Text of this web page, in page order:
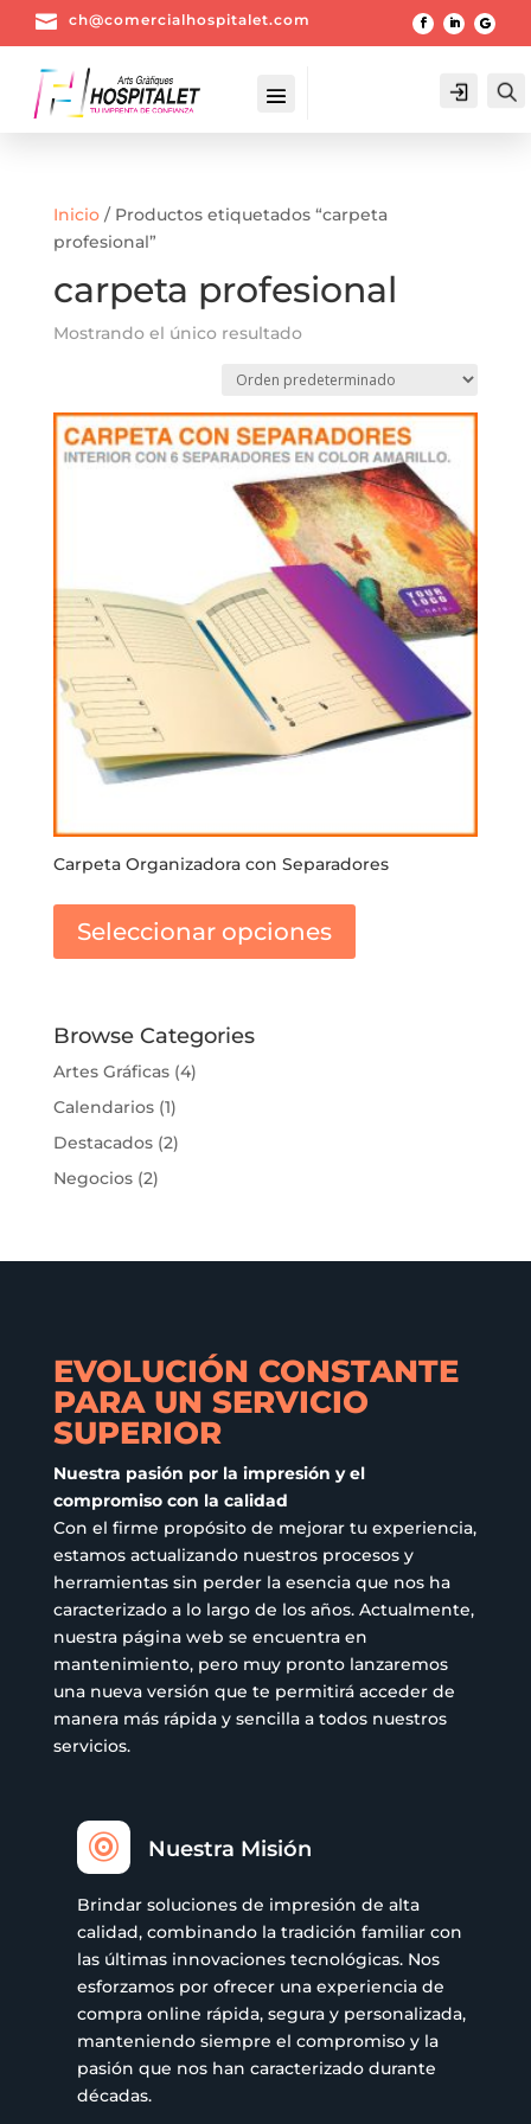
 ch@comercialhospitalet.com
Login
Inicio/ Productos etiquetados “carpeta
profesional”
carpeta profesional
Mostrando el único resultado
Carpeta Organizadora con Separadores
Seleccionar opciones
Browse Categories
Artes Gráficas(4)
Calendarios(1)
Destacados(2)
Negocios(2)
EVOLUCIÓN CONSTANTE
PARA UN SERVICIO
SUPERIOR
Nuestra pasión por la impresión y el
compromiso con la calidad
Con el firme propósito de mejorar tu experiencia,
estamos actualizando nuestros procesos y
herramientas sin perder la esencia que nos ha
caracterizado a lo largo de los años. Actualmente,
nuestra página web se encuentra en
mantenimiento, pero muy pronto lanzaremos
una nueva versión que te permitirá acceder de
manera más rápida y sencilla a todos nuestros
servicios.
 Nuestra Misión
Brindar soluciones de impresión de alta
calidad, combinando la tradición familiar con
las últimas innovaciones tecnológicas. Nos
esforzamos por ofrecer una experiencia de
compra online rápida, segura y personalizada,
manteniendo siempre el compromiso y la
pasión que nos han caracterizado durante
décadas.